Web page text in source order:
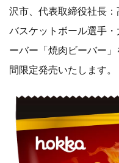
沢市、代表取締役社長
バスケットボール選手
ーバー「焼肉ビーバー
間限定発売いたします。